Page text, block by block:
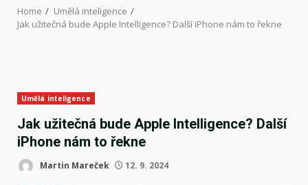
Home
Umělá inteligence
Jak užitečná bude Apple Intelligence? Další iPhone nám to řekne
Umělá inteligence
Jak užitečná bude Apple Intelligence? Další
iPhone nám to řekne
Martin Mareček 12. 9. 2024